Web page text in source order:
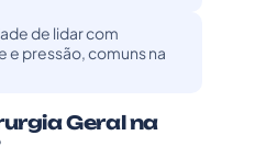
de lidar com
e pressão, comuns na
Geral na